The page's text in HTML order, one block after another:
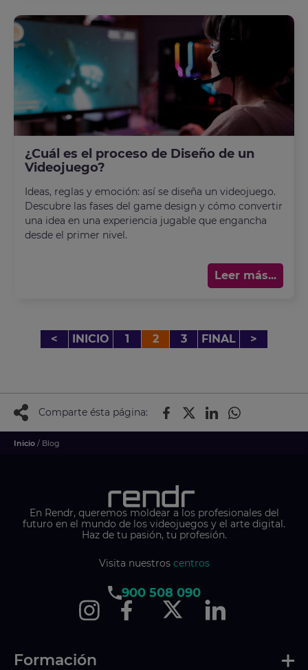
¿Cuál es el proceso de Diseño de un
Videojuego?
Ideas, reglas y emoción: así se diseña un videojuego.
Descubre las fases del game design y cómo convertir
una idea en una experiencia jugable que engancha
desde el primer nivel.
Leer más...
< INICIO 1 2 3 FINAL >
Comparte ésta página:
Inicio / Blog
En Rendr, queremos moldear a los profesionales del
futuro en el mundo de los videojuegos y el arte digital.
Haz de tu pasión, tu profesión.
Visita nuestros centros
900 508 090
Formación